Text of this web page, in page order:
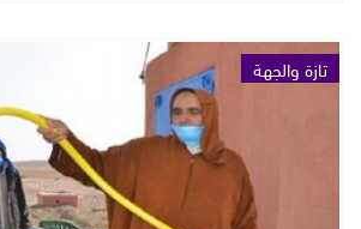
تازة والجهة